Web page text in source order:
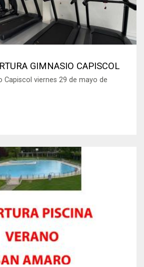
GIMNASIO CAPISCOL
Capiscol viernes 29 de mayo de